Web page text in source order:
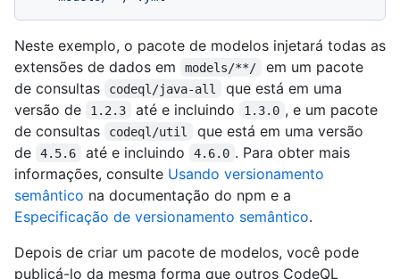
Neste exemplo, o pacote de modelos injetará todas as
extensões de dados em
models/**/
em um pacote
de consultas
codeql/java-all
que está em uma
versão de
1.2.3 até e incluindo 1.3.0 , e um pacote
de consultas
codeql/util
que está em uma versão
de
4.5.6 até e incluindo 4.6.0 . Para obter mais
informações, consulte Usando versionamento
semântico na documentação do npm e a
Especificação de versionamento semântico.
Depois de criar um pacote de modelos, você pode
publicá-lo da mesma forma que outros CodeQL